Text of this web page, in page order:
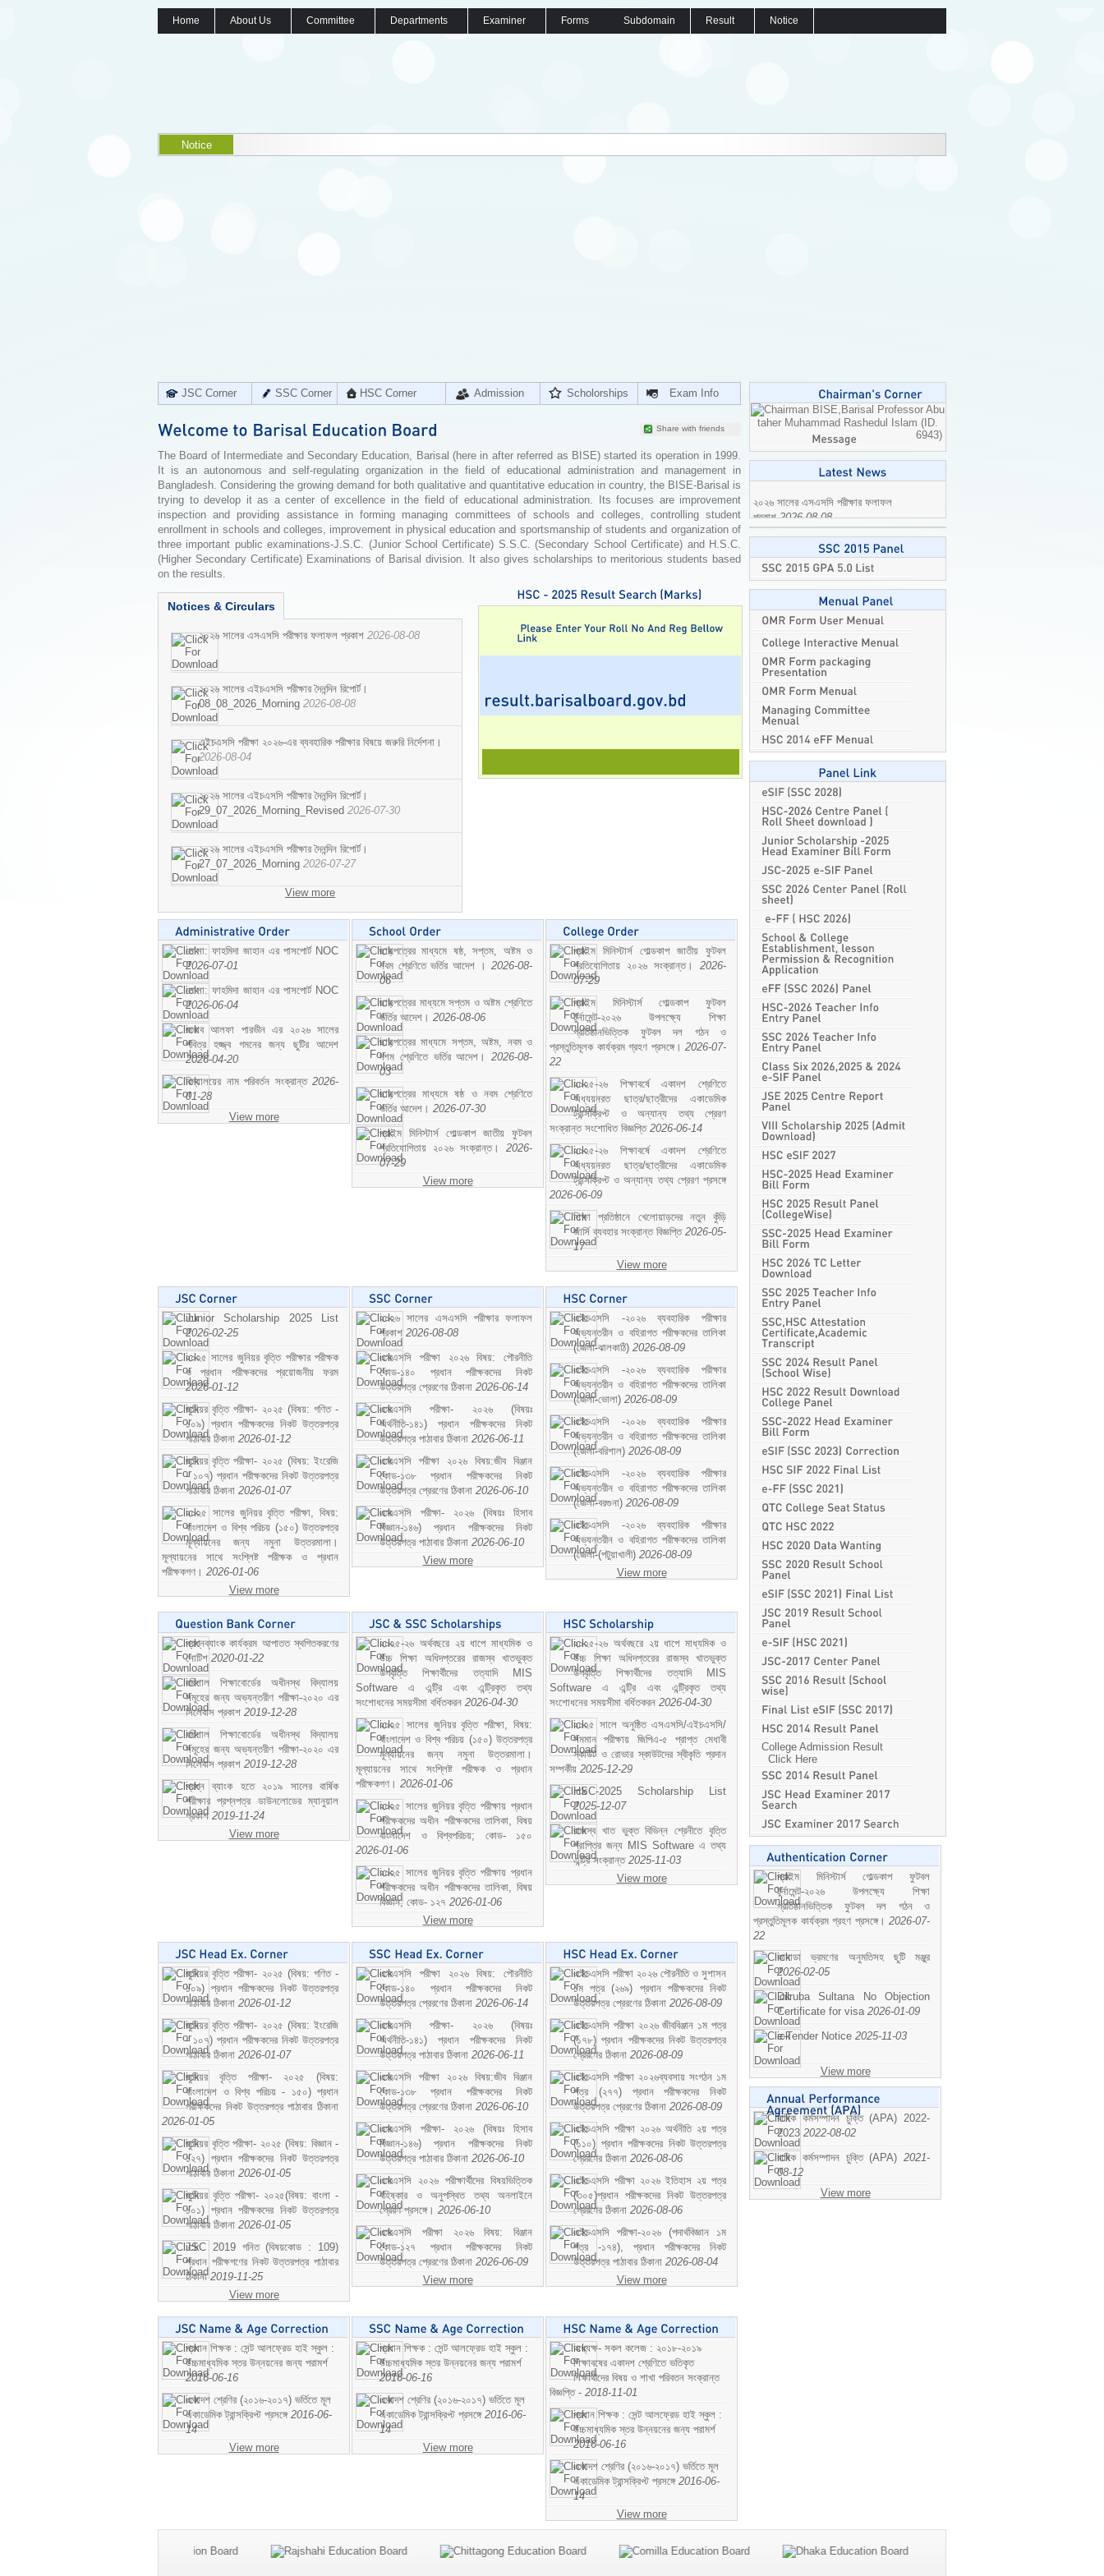
Home About Us Committee Departments Examiner Forms Subdomain Result Notice
Notice
JSC Corner SSC Corner HSC Corner Admission Scholorships Exam Info
Share with friends
The Board of Intermediate and Secondary Education, Barisal (here in after referred as BISE) started its operation in 1999.
It is an autonomous and self-regulating organization in the field of educational administration and management in
Bangladesh. Considering the growing demand for both qualitative and quantitative education in country, the BISE-Barisal is
trying to develop it as a center of excellence in the field of educational administration. Its focuses are improvement
inspection and providing assistance in forming managing committees of schools and colleges, controlling student
enrollment in schools and colleges, improvement in physical education and sportsmanship of students and organization of
three important public examinations-J.S.C. (Junior School Certificate) S.S.C. (Secondary School Certificate) and H.S.C.
(Higher Secondary Certificate) Examinations of Barisal division. It also gives scholarships to meritorious students based
on the results.
Notices & Circulars
২০২৬ সালের এসএসসি পরীক্ষার ফলাফল প্রকাশ 2026-08-08
২০২৬ সালের এইচএসসি পরীক্ষার দৈনন্দিন রিপোর্ট।
08_08_2026_Morning 2026-08-08
এইচএসসি পরীক্ষা ২০২৬-এর ব্যবহারিক পরীক্ষার বিষয়ে জরুরি নির্দেশনা।
2026-08-04
২০২৬ সালের এইচএসসি পরীক্ষার দৈনন্দিন রিপোর্ট।
29_07_2026_Morning_Revised 2026-07-30
২০২৬ সালের এইচএসসি পরীক্ষার দৈনন্দিন রিপোর্ট।
27_07_2026_Morning 2026-07-27
View more
মোসা: ফাহমিদা জাহান এর পাসপোর্ট NOC
2026-07-01
মোসা: ফাহমিদা জাহান এর পাসপোর্ট NOC
2026-06-04
জনাব আলফা পারভীন এর ২০২৬ সালের
পবিত্র হজ্জ্ব গমনের জন্য ছুটির আদেশ
2026-04-20
বিদ্যালয়ের নাম পরিবর্তন সংক্রান্ত 2026-
01-28
View more
ছাড়পত্রের মাধ্যমে ষষ্ঠ, সপ্তম, অষ্টম ও
নবম শ্রেণিতে ভর্তির আদেশ । 2026-08-
06
ছাড়পত্রের মাধ্যমে সপ্তম ও অষ্টম শ্রেণিতে
ভর্তির আদেশ। 2026-08-06
ছাড়পত্রের মাধ্যমে সপ্তম, অষ্টম, নবম ও
দশম শ্রেণিতে ভর্তির আদেশ। 2026-08-
03
ছাড়পত্রের মাধ্যমে ষষ্ঠ ও নবম শ্রেণিতে
ভর্তির আদেশ। 2026-07-30
প্রাইম মিনিস্টার্স গোল্ডকাপ জাতীয় ফুটবল
প্রতিযোগিতায় ২০২৬ সংক্রান্ত। 2026-
07-29
View more
প্রাইম মিনিস্টার্স গোল্ডকাপ জাতীয় ফুটবল
প্রতিযোগিতায় ২০২৬ সংক্রান্ত। 2026-
07-29
প্রাইম মিনিস্টার্স গোল্ডকাপ ফুটবল
টুর্নামেন্ট-২০২৬ উপলক্ষ্যে শিক্ষা
প্রতিষ্ঠানভিত্তিক ফুটবল দল গঠন ও
প্রস্তুতিমূলক কার্যক্রম গ্রহণ প্রসঙ্গে। 2026-07-
22
২০২৫-২৬ শিক্ষাবর্ষে একাদশ শ্রেণিতে
অধ্যয়নরত ছাত্র/ছাত্রীদের একাডেমিক
ট্রান্সক্রিপ্ট ও অন্যান্য তথ্য প্রেরণ
সংক্রান্ত সংশোধিত বিজ্ঞপ্তি 2026-06-14
২০২৫-২৬ শিক্ষাবর্ষে একাদশ শ্রেণিতে
অধ্যয়নরত ছাত্র/ছাত্রীদের একাডেমিক
ট্রান্সক্রিপ্ট ও অন্যান্য তথ্য প্রেরণ প্রসঙ্গে
2026-06-09
শিক্ষা প্রতিষ্ঠানে খেলোয়াড়দের নতুন কুঁড়ি
জার্সি ব্যবহার সংক্রান্ত বিজ্ঞপ্তি 2026-05-
17
View more
Junior Scholarship 2025 List
2026-02-25
২০২৫ সালের জুনিয়র বৃত্তি পরীক্ষার পরীক্ষক
ও প্রধান পরীক্ষকদের প্রয়োজনীয় ফরম
2026-01-12
জুনিয়র বৃত্তি পরীক্ষা- ২০২৫ (বিষয়: গণিত -
১০৯) প্রধান পরীক্ষকদের নিকট উত্তরপত্র
পাঠাবার ঠিকানা 2026-01-12
জুনিয়র বৃত্তি পরীক্ষা- ২০২৫ (বিষয়: ইংরেজি
- ১০৭) প্রধান পরীক্ষকদের নিকট উত্তরপত্র
পাঠাবার ঠিকানা 2026-01-07
২০২৫ সালের জুনিয়র বৃত্তি পরীক্ষা, বিষয়:
বাংলাদেশ ও বিশ্ব পরিচয় (১৫০) উত্তরপত্র
মূল্যায়নের জন্য নমুনা উত্তরমালা।
মূল্যায়নের সাথে সংশ্লিষ্ট পরীক্ষক ও প্রধান
পরীক্ষকগণ। 2026-01-06
View more
২০২৬ সালের এসএসসি পরীক্ষার ফলাফল
প্রকাশ 2026-08-08
এসএসসি পরীক্ষা ২০২৬ বিষয়: পৌরনীতি
কোড-১৪০ প্রধান পরীক্ষকদের নিকট
উত্তরপত্র প্রেরণের ঠিকানা 2026-06-14
এসএসসি পরীক্ষা- ২০২৬ (বিষয়ঃ
অর্থনীতি-১৪১) প্রধান পরীক্ষকদের নিকট
উত্তরপত্র পাঠাবার ঠিকানা 2026-06-11
এসএসসি পরীক্ষা ২০২৬ বিষয়:জীব বিঞ্জান
কোড-১৩৮ প্রধান পরীক্ষকদের নিকট
উত্তরপত্র প্রেরণের ঠিকানা 2026-06-10
এসএসসি পরীক্ষা- ২০২৬ (বিষয়ঃ হিসাব
বিজ্ঞান-১৪৬) প্রধান পরীক্ষকদের নিকট
উত্তরপত্র পাঠাবার ঠিকানা 2026-06-10
View more
এইচএসসি -২০২৬ ব্যবহারিক পরীক্ষার
অভ্যন্তরীন ও বহিরাগত পরীক্ষকদের তালিকা
(জেলা-ঝালকাঠি) 2026-08-09
এইচএসসি -২০২৬ ব্যবহারিক পরীক্ষার
অভ্যন্তরীন ও বহিরাগত পরীক্ষকদের তালিকা
(জেলা-ভোলা) 2026-08-09
এইচএসসি -২০২৬ ব্যবহারিক পরীক্ষার
অভ্যন্তরীন ও বহিরাগত পরীক্ষকদের তালিকা
(জেলা-বরিশাল) 2026-08-09
এইচএসসি -২০২৬ ব্যবহারিক পরীক্ষার
অভ্যন্তরীন ও বহিরাগত পরীক্ষকদের তালিকা
(জেলা-বরগুনা) 2026-08-09
এইচএসসি -২০২৬ ব্যবহারিক পরীক্ষার
অভ্যন্তরীন ও বহিরাগত পরীক্ষকদের তালিকা
(জেলা-(পটুয়াখালী) 2026-08-09
View more
প্রশ্নব্যাংক কার্যক্রম আপাতত স্থগিতকরণের
নোটিশ 2020-01-22
বরিশাল শিক্ষাবোর্ডের অধীনস্থ বিদ্যালয়
সমূহের জন্য অভ্যন্তরীণ পরীক্ষা-২০২০ এর
সিলেবাস প্রকাশ 2019-12-28
বরিশাল শিক্ষাবোর্ডের অধীনস্থ বিদ্যালয়
সমূহের জন্য অভ্যন্তরীণ পরীক্ষা-২০২০ এর
সিলেবাস প্রকাশ 2019-12-28
প্রশ্ন ব্যাংক হতে ২০১৯ সালের বার্ষিক
পরীক্ষার প্রশ্নপত্র ডাউনলোডের ম্যানুয়াল
প্রকাশ 2019-11-24
View more
২০২৫-২৬ অর্থবছরে ২য় ধাপে মাধ্যমিক ও
উচ্চ শিক্ষা অধিদপ্তরের রাজস্ব খাতভুক্ত
উপবৃত্তি শিক্ষার্থীদের তত্যাদি MIS
Software এ এন্ট্রি এবং এন্ট্রিকৃত তথ্য
সংশোধনের সময়সীমা বর্ধিতকরন 2026-04-30
২০২৫ সালের জুনিয়র বৃত্তি পরীক্ষা, বিষয়:
বাংলাদেশ ও বিশ্ব পরিচয় (১৫০) উত্তরপত্র
মূল্যায়নের জন্য নমুনা উত্তরমালা।
মূল্যায়নের সাথে সংশ্লিষ্ট পরীক্ষক ও প্রধান
পরীক্ষকগণ। 2026-01-06
২০২৫ সালের জুনিয়র বৃত্তি পরীক্ষায় প্রধান
পরীক্ষকদের অধীন পরীক্ষকদের তালিকা, বিষয়
বাংলাদেশ ও বিশ্বপরিচয়; কোড- ১৫০
2026-01-06
২০২৫ সালের জুনিয়র বৃত্তি পরীক্ষায় প্রধান
পরীক্ষকদের অধীন পরীক্ষকদের তালিকা, বিষয়
বিজ্ঞান; কোড- ১২৭ 2026-01-06
View more
২০২৫-২৬ অর্থবছরে ২য় ধাপে মাধ্যমিক ও
উচ্চ শিক্ষা অধিদপ্তরের রাজস্ব খাতভুক্ত
উপবৃত্তি শিক্ষার্থীদের তত্যাদি MIS
Software এ এন্ট্রি এবং এন্ট্রিকৃত তথ্য
সংশোধনের সময়সীমা বর্ধিতকরন 2026-04-30
২০২৫ সালে অনুষ্ঠিত এসএসসি/এইচএসসি/
সমমান পরীক্ষায় জিপিএ-৫ প্রাপ্ত মেধাবী
স্কাউট ও রোভার স্কাউটদের স্বীকৃতি প্রদান
সম্পর্কীয় 2025-12-29
HSC-2025 Scholarship List
2025-12-07
রাজস্ব খাত ভুক্ত বিভিন্ন শ্রেনীতে বৃত্তি
প্রাপ্তির জন্য MIS Software এ তথ্য
এন্ট্রি সংক্রান্ত 2025-11-03
View more
জুনিয়র বৃত্তি পরীক্ষা- ২০২৫ (বিষয়: গণিত -
১০৯) প্রধান পরীক্ষকদের নিকট উত্তরপত্র
পাঠাবার ঠিকানা 2026-01-12
জুনিয়র বৃত্তি পরীক্ষা- ২০২৫ (বিষয়: ইংরেজি
- ১০৭) প্রধান পরীক্ষকদের নিকট উত্তরপত্র
পাঠাবার ঠিকানা 2026-01-07
জুনিয়র বৃত্তি পরীক্ষা- ২০২৫ (বিষয়:
বাংলাদেশ ও বিশ্ব পরিচয় - ১৫০) প্রধান
পরীক্ষকদের নিকট উত্তরপত্র পাঠাবার ঠিকানা
2026-01-05
জুনিয়র বৃত্তি পরীক্ষা- ২০২৫ (বিষয়: বিজ্ঞান -
১২৭) প্রধান পরীক্ষকদের নিকট উত্তরপত্র
পাঠাবার ঠিকানা 2026-01-05
জুনিয়র বৃত্তি পরীক্ষা- ২০২৫(বিষয়: বাংলা -
১০১) প্রধান পরীক্ষকদের নিকট উত্তরপত্র
পাঠাবার ঠিকানা 2026-01-05
JSC 2019 গনিত (বিষয়কোড : 109)
প্রধান পরীক্ষগণের নিকট উত্তরপত্র পাঠাবার
ঠিকানা2019-11-25
View more
এসএসসি পরীক্ষা ২০২৬ বিষয়: পৌরনীতি
কোড-১৪০ প্রধান পরীক্ষকদের নিকট
উত্তরপত্র প্রেরণের ঠিকানা 2026-06-14
এসএসসি পরীক্ষা- ২০২৬ (বিষয়ঃ
অর্থনীতি-১৪১) প্রধান পরীক্ষকদের নিকট
উত্তরপত্র পাঠাবার ঠিকানা 2026-06-11
এসএসসি পরীক্ষা ২০২৬ বিষয়:জীব বিঞ্জান
কোড-১৩৮ প্রধান পরীক্ষকদের নিকট
উত্তরপত্র প্রেরণের ঠিকানা 2026-06-10
এসএসসি পরীক্ষা- ২০২৬ (বিষয়ঃ হিসাব
বিজ্ঞান-১৪৬) প্রধান পরীক্ষকদের নিকট
উত্তরপত্র পাঠাবার ঠিকানা 2026-06-10
এসএসসি ২০২৬ পরীক্ষার্থীদের বিষয়ভিত্তিক
বহিষ্কার ও অনুপস্থিত তথ্য অনলাইনে
প্রেরণ প্রসঙ্গে। 2026-06-10
এসএসসি পরীক্ষা ২০২৬ বিষয়: বিঞ্জান
কোড-১২৭ প্রধান পরীক্ষকদের নিকট
উত্তরপত্র প্রেরণের ঠিকানা 2026-06-09
View more
এইচএসসি পরীক্ষা ২০২৬ পৌরনীতি ও সুশাসন
১ম পত্র (২৬৯) প্রধান পরীক্ষকদের নিকট
উত্তরপত্র প্রেরণের ঠিকানা 2026-08-09
এইচএসসি পরীক্ষা ২০২৬ জীববিঞ্জান ১ম পত্র
(১৭৮) প্রধান পরীক্ষকদের নিকট উত্তরপত্র
প্রেরণের ঠিকানা 2026-08-09
এইচএসসি পরীক্ষা ২০২৬ব্যবসায় সংগঠন ১ম
পত্র (২৭৭) প্রধান পরীক্ষকদের নিকট
উত্তরপত্র প্রেরণের ঠিকানা 2026-08-09
এইচএসসি পরীক্ষা ২০২৬ অর্থনীতি ২য় পত্র
(১১০) প্রধান পরীক্ষকদের নিকট উত্তরপত্র
প্রেরণের ঠিকানা 2026-08-06
এইচএসসি পরীক্ষা ২০২৬ ইতিহাস ২য় পত্র
(৩০৫)প্রধান পরীক্ষকদের নিকট উত্তরপত্র
প্রেরণের ঠিকানা 2026-08-06
এইচএসসি পরীক্ষা-২০২৬ (পদার্থবিজ্ঞান ১ম
পত্র -১৭৪), প্রধান পরীক্ষকদের নিকট
উত্তরপত্র পাঠাবার ঠিকানা 2026-08-04
View more
প্রধান শিক্ষক : সেন্ট আলফ্রেড হাই স্কুল :
উচ্চমাধ্যমিক স্তর উন্নয়নের জন্য পরামর্শ
2016-06-16
একাদশ শ্রেণির (২০১৬-২০১৭) ভর্তিতে মূল
একাডেমিক ট্রান্সক্রিপ্ট প্রসঙ্গে 2016-06-
14
View more
প্রধান শিক্ষক : সেন্ট আলফ্রেড হাই স্কুল :
উচ্চমাধ্যমিক স্তর উন্নয়নের জন্য পরামর্শ
2016-06-16
একাদশ শ্রেণির (২০১৬-২০১৭) ভর্তিতে মূল
একাডেমিক ট্রান্সক্রিপ্ট প্রসঙ্গে 2016-06-
14
View more
অধ্যক্ষ- সকল কলেজ : ২০১৮-২০১৯
শিক্ষাবষের একাদশ শ্রেণিতে ভতিকৃত
শিক্ষাথীদের বিষয় ও শাখা পরিবতন সংক্রান্ত
বিজ্ঞপ্তি - 2018-11-01
প্রধান শিক্ষক : সেন্ট আলফ্রেড হাই স্কুল :
উচ্চমাধ্যমিক স্তর উন্নয়নের জন্য পরামর্শ
2016-06-16
একাদশ শ্রেণির (২০১৬-২০১৭) ভর্তিতে মূল
একাডেমিক ট্রান্সক্রিপ্ট প্রসঙ্গে 2016-06-
14
View more
Professor Abu
taher Muhammad Rashedul Islam (ID.
6943)
প্রকাশ2026-08-08
College Admission Result
Click Here
প্রাইম মিনিস্টার্স গোল্ডকাপ ফুটবল
টুর্নামেন্ট-২০২৬ উপলক্ষ্যে শিক্ষা
প্রতিষ্ঠানভিত্তিক ফুটবল দল গঠন ও
প্রস্তুতিমূলক কার্যক্রম গ্রহণ প্রসঙ্গে। 2026-07-
22
কানাডা ভ্রমণের অনুমতিসহ ছুটি মঞ্জুর
2026-02-05
Dilruba Sultana No Objection
Certificate for visa 2026-01-09
e-Tender Notice 2025-11-03
View more
বাষিক কর্মসম্পাদন চুক্তি (APA) 2022-
2023 2022-08-02
বাষিক কর্মসম্পাদন চুক্তি (APA) 2021-
08-12
View more